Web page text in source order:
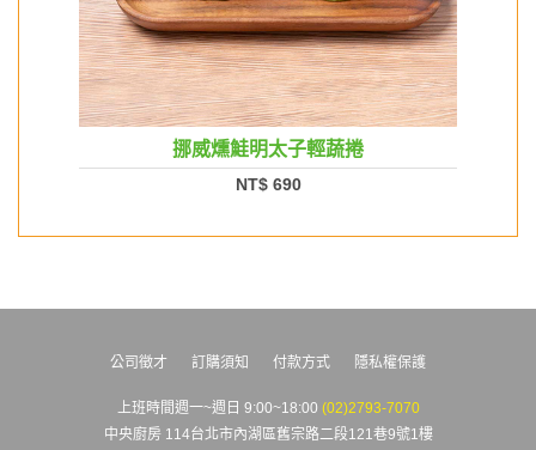
挪威燻鮭明太子輕蔬捲
NT$ 690
公司徵才 訂購須知 付款方式 隱私權保護
上班時間週一~週日 9:00~18:00 (02)2793-7070
中央廚房 114台北市內湖區舊宗路二段121巷9號1樓